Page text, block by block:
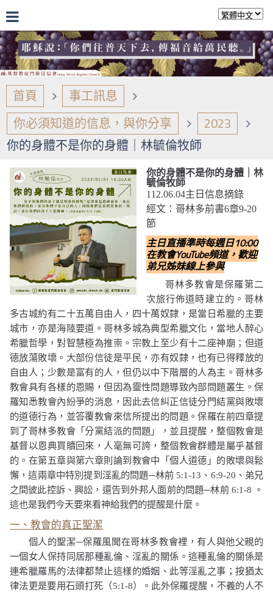
首頁
事工訊息
你必須知道的信息，與你分享
2023
你的身體不是你的身體｜林毓倫牧師
你的身體不是你的身體｜林
毓倫牧師
112.06.04主日信息摘錄
經文：哥林多前書6章9-20
節
主日直播準時每週日10:00
在教會YouTube頻道，歡迎
弟兄姊妹線上參與
哥林多教會是保羅第二
次旅行佈道時建立的。哥林
多古城約有二十五萬自由人，四十萬奴隸，是當日希臘的主要
城市，亦是海陸要道。哥林多城為典型希臘文化，當地人醉心
希臘哲學，對智慧極為推崇。宗教上至少有十二座神廟；但道
德放蕩敗壞。大部份信徒是平民，亦有奴隸，也有已得釋放的
自由人；少數是富有的人，但仍以中下階層的人為主。哥林多
教會具有各樣的恩賜，但因為靈性問題導致內部問題叢生。保
羅知悉教會內紛爭的消息，因此去信糾正信徒分門結黨與敗壞
的道德行為，並答覆教會來信所提出的問題。保羅在前四章提
到了哥林多教會「分黨結派的問題」，並且提醒，整個教會是
基督以恩典買贖回來，人毫無可誇，整個教會群體是屬乎基督
的。在第五章與第六章則論到教會中「個人道德」的敗壞與鬆
懈，這兩章中特別提到淫亂的問題─林前 5:1-13 、 6:9-20 、弟兄
之間彼此控訴、興訟，還告到外邦人面前的問題─林前 6:1-8 。
這也是我們今天要來看神給我們的提醒是什麼。
一、教會的真正聖潔
個人的聖潔─保羅風聞在哥林多教會裡，有人與他父親的
一個女人保持同居那種亂倫、淫亂的關係。這種亂倫的關係是
連希臘羅馬的法律都禁止這樣的婚姻、此等淫亂之事；按猶太
律法更是要用石頭打死（5:1-8）。此外保羅提醒，不義的人不